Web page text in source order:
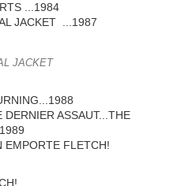
...1984
JACKET ...1987
JACKET
ASSAUT...THE
EMPORTE FLETCH!